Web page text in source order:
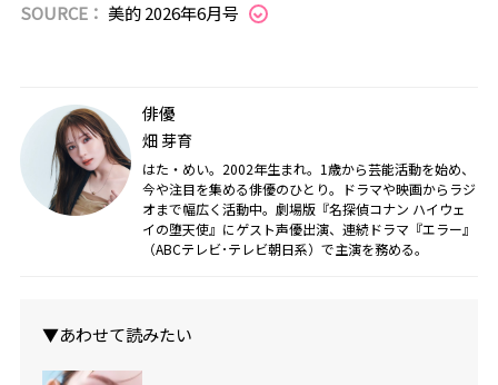
SOURCE： 美的 2026年6月号
俳優
畑 芽育
はた・めい。2002年生まれ。1歳から芸能活動を始め、
今や注目を集める俳優のひとり。ドラマや映画からラジ
オまで幅広く活動中。劇場版『名探偵コナン ハイウェ
イの堕天使』にゲスト声優出演、連続ドラマ『エラー』
（ABCテレビ･テレビ朝日系）で主演を務める。
▼あわせて読みたい